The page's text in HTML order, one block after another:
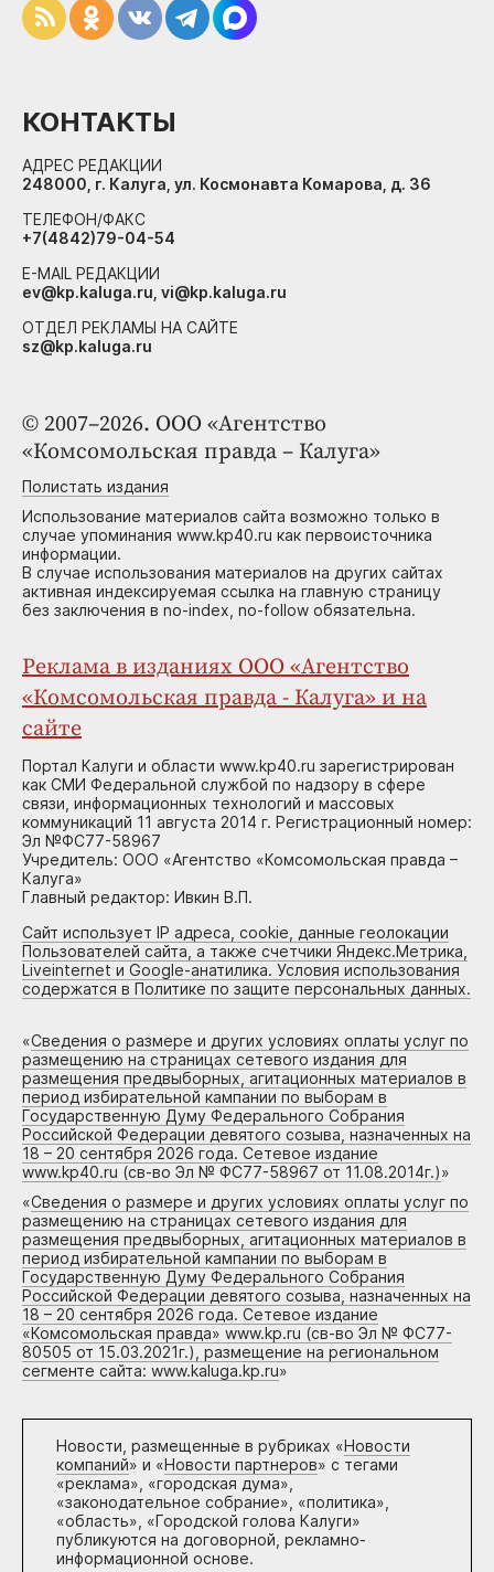
© 2007–2026. ООО «Агентство
«Комсомольская правда – Калуга»
Полистать издания
Использование материалов сайта возможно только в
случае упоминания www.kp40.ru как первоисточника
информации.
В случае использования материалов на других сайтах
активная индексируемая ссылка на главную страницу
без заключения в no-index, no-follow обязательна.
Реклама в изданиях ООО «Агентство
«Комсомольская правда - Калуга» и на
сайте
Портал Калуги и области www.kp40.ru зарегистрирован
как СМИ Федеральной службой по надзору в сфере
связи, информационных технологий и массовых
коммуникаций 11 августа 2014 г. Регистрационный номер:
Эл №ФС77-58967
Учредитель: ООО «Агентство «Комсомольская правда –
Калуга»
Главный редактор: Ивкин В.П.
Сайт использует IP адреса, cookie, данные геолокации
Пользователей сайта, а также счетчики Яндекс.Метрика,
Liveinternet и Google-анатилика. Условия использования
содержатся в Политике по защите персональных данных.
«Сведения о размере и других условиях оплаты услуг по
размещению на страницах сетевого издания для
размещения предвыборных, агитационных материалов в
период избирательной кампании по выборам в
Государственную Думу Федерального Собрания
Российской Федерации девятого созыва, назначенных на
18 – 20 сентября 2026 года. Сетевое издание
www.kp40.ru (св-во Эл № ФС77-58967 от 11.08.2014г.)»
«Сведения о размере и других условиях оплаты услуг по
размещению на страницах сетевого издания для
размещения предвыборных, агитационных материалов в
период избирательной кампании по выборам в
Государственную Думу Федерального Собрания
Российской Федерации девятого созыва, назначенных на
18 – 20 сентября 2026 года. Сетевое издание
«Комсомольская правда» www.kp.ru (св-во Эл № ФС77-
80505 от 15.03.2021г.), размещение на региональном
сегменте сайта: www.kaluga.kp.ru»
Новости, размещенные в рубриках «Новости
компаний» и «Новости партнеров» с тегами
«реклама», «городская дума»,
«законодательное собрание», «политика»,
«область», «Городской голова Калуги»
публикуются на договорной, рекламно-
информационной основе.
КОНТАКТЫ
АДРЕС РЕДАКЦИИ
248000, г. Калуга, ул. Космонавта Комарова, д. 36
ТЕЛЕФОН/ФАКС
+7(4842)79-04-54
E-MAIL РЕДАКЦИИ
ev@kp.kaluga.ru, vi@kp.kaluga.ru
ОТДЕЛ РЕКЛАМЫ НА САЙТЕ
sz@kp.kaluga.ru